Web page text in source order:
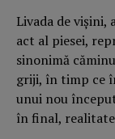
Livada de
act al piesei,
sinonimă
griji, în timp ce
unui nou
în final,